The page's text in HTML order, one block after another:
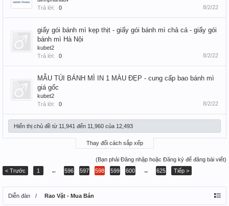
Trả lời:
0 8/2/22
giấy gói bánh mì kẹp thịt - giấy gói bánh mì chả cá - giấy gói
bánh mì Hà Nội
kubet2
Trả lời:
0 8/2/22
MẪU TÚI BÁNH MÌ IN 1 MÀU ĐẸP - cung cấp bao bánh mì
giá gốc
kubet2
Trả lời:
0 8/2/22
Hiển thị chủ đề từ 11,941 đến 11,960 của 12,493
Thay đổi cách sắp xếp
(Bạn phải Đăng nhập hoặc Đăng ký để đăng bài viết)
< Trước
1 ← 596 597 598 599 600 → 625 Tiếp >
Diễn đàn Rao Vặt - Mua Bán